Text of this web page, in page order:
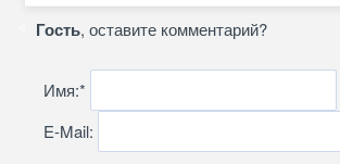
Гость, оставите комментарий?
Имя:*
E-Mail: